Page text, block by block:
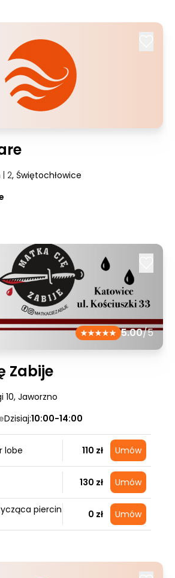
| 2, Świętochłowice
5.00/5
Zabije
10, Jaworzno
Dzisiaj:10:00-14:00
lobe 110 zł Umów
130 zł Umów
piercin
0 zł Umów